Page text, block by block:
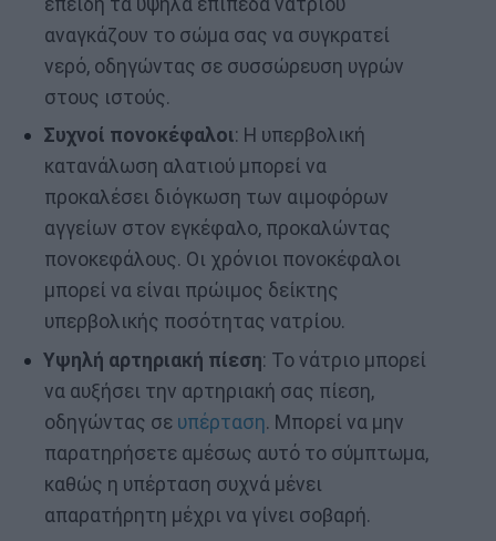
αναγκάζουν το σώμα σας να συγκρατεί
νερό, οδηγώντας σε συσσώρευση υγρών
στους ιστούς.
Συχνοί πονοκέφαλοι: Η υπερβολική
κατανάλωση αλατιού μπορεί να
προκαλέσει διόγκωση των αιμοφόρων
αγγείων στον εγκέφαλο, προκαλώντας
πονοκεφάλους. Οι χρόνιοι πονοκέφαλοι
μπορεί να είναι πρώιμος δείκτης
υπερβολικής ποσότητας νατρίου.
Υψηλή αρτηριακή πίεση: Το νάτριο μπορεί
να αυξήσει την αρτηριακή σας πίεση,
οδηγώντας σε υπέρταση. Μπορεί να μην
παρατηρήσετε αμέσως αυτό το σύμπτωμα,
καθώς η υπέρταση συχνά μένει
απαρατήρητη μέχρι να γίνει σοβαρή.